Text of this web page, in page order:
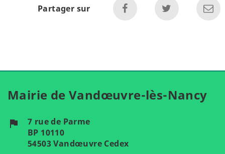
Partager sur
Mairie de Vandœuvre-lès-Nancy
flag
7 rue de Parme
BP 10110
54503 Vandœuvre Cedex